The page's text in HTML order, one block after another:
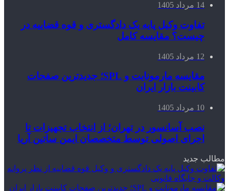
14 مرداد 1405
تفاوت وکیل پایه یک دادگستری و قوه قضاییه در
چیست؟ مقایسه کامل
12 مرداد 1405
مقایسه مارمونایت و SPL؛ جدیدترین صفحات
کابینت بازار ایران
10 مرداد 1405
نصب آسانسور در تهران؛ از انتخاب تجهیزات تا
اجرای اصولی توسط متخصصان ایمن ساتین آریا
مطالب جدید